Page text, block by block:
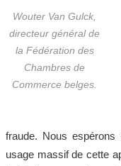
Wouter Van Gulck,
directeur général de
la Fédération des
Chambres de
Commerce belges.
fraude. Nous
usage massif de cette